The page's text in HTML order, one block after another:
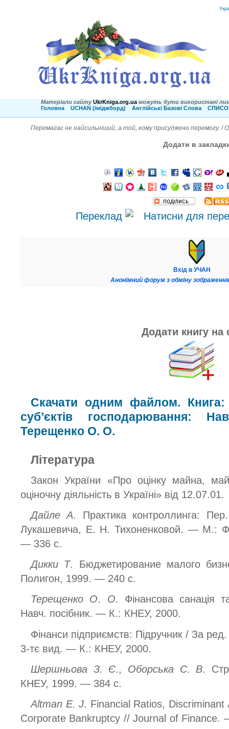
Матеріали сайту UkrKniga.org.ua можуть бути використані
Головна
UCHAN (іміджборд) Англійські Базові Слова
Перемагає не найсильніший, а той, кому присуджено перемогу. /
Додати в
Переклад
Вхід в УЧАН
Анонімний форум з обміну
Додати книгу на
Скачати одним файлом. Книга:
суб’єктів господарювання:
Терещенко О. О.
Література
Закон України «Про оцінку майна,
оціночну діяльність в Україні» від 12.07.01.
Дайле А. Практика контроллинга:
Лукашевича, Е. Н. Тихоненковой. — М.:
— 336 с.
Дикки Т. Бюджетирование малого
Полигон, 1999. — 240 с.
Терещенко О. О. Фінансова санація
Навч. посібник. — К.: КНЕУ, 2000.
Фінанси підприємств: Підручник / За
3-тє вид. — К.: КНЕУ, 2000.
Шершньова З. Є., Оборська С. В.
КНЕУ, 1999. — 384 с.
Altman E. J. Financial Ratios,
Corporate Bankruptcy // Journal of